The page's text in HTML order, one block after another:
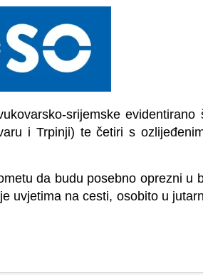
srijemske evidentirano
i Trpinji) te četiri s
da budu posebno oprezni u
uvjetima na cesti, osobito u